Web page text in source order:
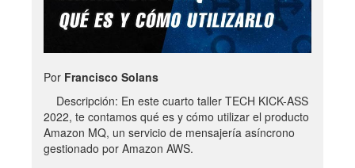
Por Francisco Solans
Descripción: En este cuarto taller TECH KICK-ASS
2022, te contamos qué es y cómo utilizar el producto
Amazon MQ, un servicio de mensajería asíncrono
gestionado por Amazon AWS.